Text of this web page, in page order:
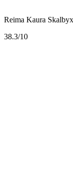
Reima Kaura
38.3/10